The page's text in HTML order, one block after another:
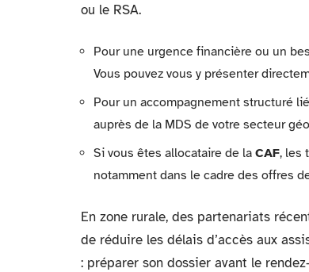
ou le RSA.
Pour une urgence financière ou un
Vous pouvez vous y présenter
Pour un accompagnement structuré
auprès de la MDS de votre secteur
Si vous êtes allocataire de la CAF, les
notamment dans le cadre des offres
En zone rurale, des partenariats
de réduire les délais d’accès aux
: préparer son dossier avant le